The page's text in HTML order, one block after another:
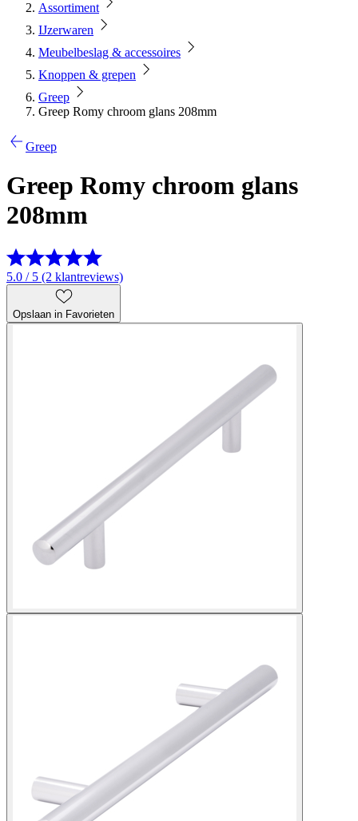
Assortiment
IJzerwaren
Meubelbeslag & accessoires
Knoppen & grepen
Greep
Greep Romy chroom glans 208mm
Greep
Greep Romy chroom glans
208mm
5.0 / 5 (2 klantreviews)
Opslaan in Favorieten